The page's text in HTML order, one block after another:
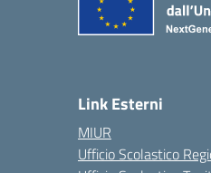
Link Esterni
MIUR
Ufficio Scolastico